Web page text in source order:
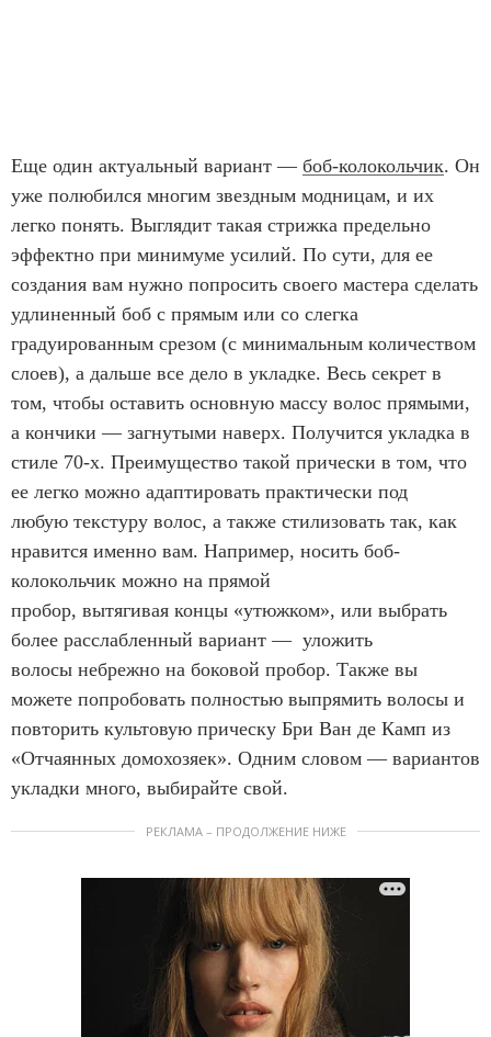
Еще один актуальный вариант — боб-колокольчик. Он
уже полюбился многим звездным модницам, и их
легко понять. Выглядит такая стрижка предельно
эффектно при минимуме усилий. По сути, для ее
создания вам нужно попросить своего мастера сделать
удлиненный боб с прямым или со слегка
градуированным срезом (с минимальным количеством
слоев), а дальше все дело в укладке. Весь секрет в
том, чтобы оставить основную массу волос прямыми,
а кончики — загнутыми наверх. Получится укладка в
стиле 70-х. Преимущество такой прически в том, что
ее легко можно адаптировать практически под
любую текстуру волос, а также стилизовать так, как
нравится именно вам. Например, носить боб-
колокольчик можно на прямой
пробор, вытягивая концы «утюжком», или выбрать
более расслабленный вариант — уложить
волосы небрежно на боковой пробор. Также вы
можете попробовать полностью выпрямить волосы и
повторить культовую прическу Бри Ван де Камп из
«Отчаянных домохозяек». Одним словом — вариантов
укладки много, выбирайте свой.
РЕКЛАМА – ПРОДОЛЖЕНИЕ НИЖЕ